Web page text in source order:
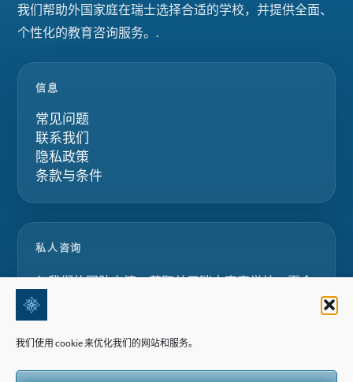
我们使用 cookie 来优化我们的网站和服务。
我们帮助外国家庭在瑞士选择合适的学校，并提供全面、
个性化的教育咨询服务。.
信息
常见问题
联系我们
隐私政策
条款与条件
私人咨询
与我们的团队交流，获取关于瑞士寄宿学校、夏令
营和家庭教育项目的定制化建议。.
请求咨询